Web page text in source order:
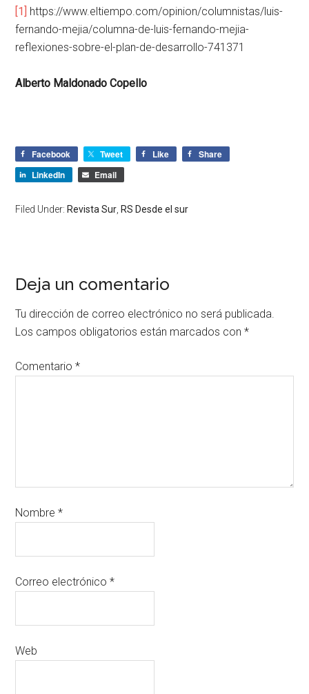
[1]
https://www.eltiempo.com/opinion/columnistas/luis-
fernando-mejia/columna-de-luis-fernando-mejia-
reflexiones-sobre-el-plan-de-desarrollo-741371
Alberto Maldonado Copello
Facebook Tweet Like
Share
LinkedIn
Email
Filed Under: Revista Sur, RS Desde el sur
Deja un comentario
Tu dirección de correo electrónico no será publicada.
Los campos obligatorios están marcados con*
Comentario*
Nombre*
Correo electrónico*
Web